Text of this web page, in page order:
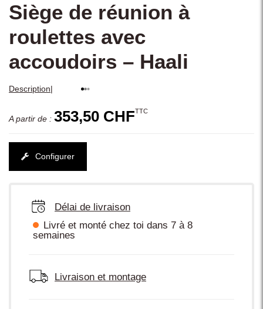
Siège de réunion à
roulettes avec
accoudoirs – Haali
Description|
A partir de : 353,50 CHFTTC
Configurer
Délai de livraison
Livré et monté chez toi dans 7 à 8
semaines
Livraison et montage